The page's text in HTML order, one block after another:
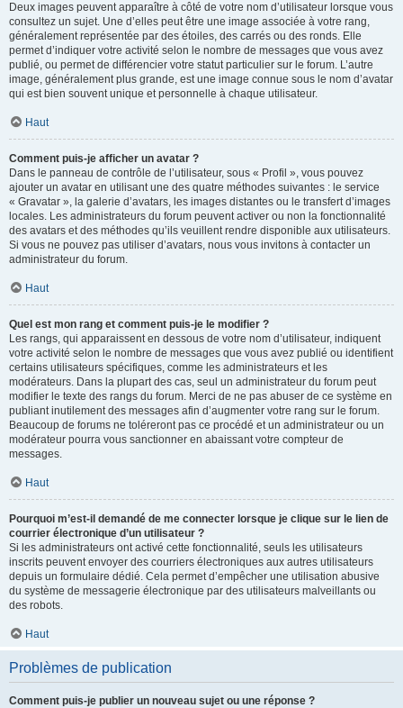
Deux images peuvent apparaître à côté de votre nom d’utilisateur lorsque vous
consultez un sujet. Une d’elles peut être une image associée à votre rang,
généralement représentée par des étoiles, des carrés ou des ronds. Elle
permet d’indiquer votre activité selon le nombre de messages que vous avez
publié, ou permet de différencier votre statut particulier sur le forum. L’autre
image, généralement plus grande, est une image connue sous le nom d’avatar
qui est bien souvent unique et personnelle à chaque utilisateur.
Haut
Comment puis-je afficher un avatar ?
Dans le panneau de contrôle de l’utilisateur, sous « Profil », vous pouvez
ajouter un avatar en utilisant une des quatre méthodes suivantes : le service
« Gravatar », la galerie d’avatars, les images distantes ou le transfert d’images
locales. Les administrateurs du forum peuvent activer ou non la fonctionnalité
des avatars et des méthodes qu’ils veuillent rendre disponible aux utilisateurs.
Si vous ne pouvez pas utiliser d’avatars, nous vous invitons à contacter un
administrateur du forum.
Haut
Quel est mon rang et comment puis-je le modifier ?
Les rangs, qui apparaissent en dessous de votre nom d’utilisateur, indiquent
votre activité selon le nombre de messages que vous avez publié ou identifient
certains utilisateurs spécifiques, comme les administrateurs et les
modérateurs. Dans la plupart des cas, seul un administrateur du forum peut
modifier le texte des rangs du forum. Merci de ne pas abuser de ce système en
publiant inutilement des messages afin d’augmenter votre rang sur le forum.
Beaucoup de forums ne toléreront pas ce procédé et un administrateur ou un
modérateur pourra vous sanctionner en abaissant votre compteur de
messages.
Haut
Pourquoi m’est-il demandé de me connecter lorsque je clique sur le lien de
courrier électronique d’un utilisateur ?
Si les administrateurs ont activé cette fonctionnalité, seuls les utilisateurs
inscrits peuvent envoyer des courriers électroniques aux autres utilisateurs
depuis un formulaire dédié. Cela permet d’empêcher une utilisation abusive
du système de messagerie électronique par des utilisateurs malveillants ou
des robots.
Haut
Problèmes de publication
Comment puis-je publier un nouveau sujet ou une réponse ?